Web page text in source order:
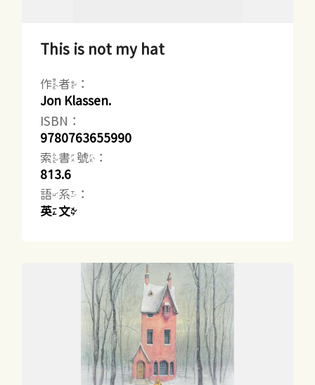
This is not my hat
作者：
Jon Klassen.
ISBN：
9780763655990
索書號：
813.6
語系：
英文